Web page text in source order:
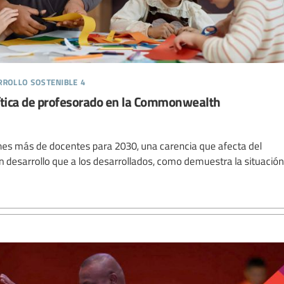
sostenible 4
de profesorado en la Commonwealth
más de docentes para 2030, una carencia que afecta del
desarrollo que a los desarrollados, como demuestra la situación